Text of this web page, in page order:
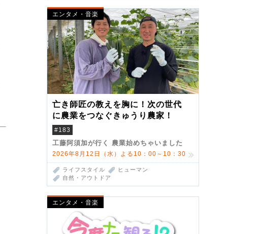
エンタメ・音楽
亡き師匠の教えを胸に！次の世代
に農業をつなぐきゅうり農家！
#183
工藤阿須加が行く 農業始めちゃいました
2026年8月12日（水）よる10：00～10：30
ライフスタイル
ヒューマン
自然・アウトドア
エンタメ・音楽